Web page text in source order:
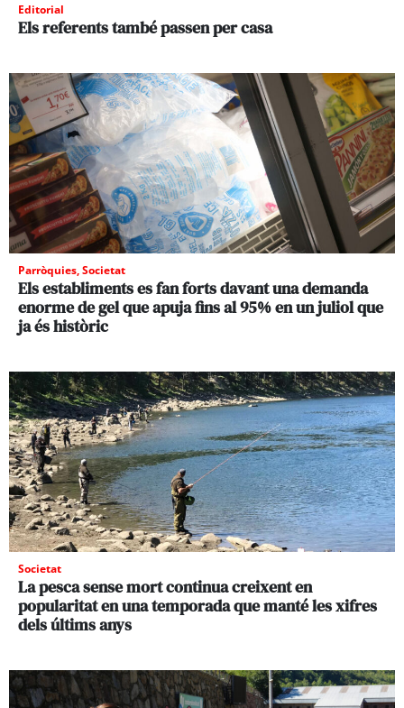
Editorial
Els referents també passen per casa
Parròquies,Societat
Els establiments es fan forts davant una demanda
enorme de gel que apuja fins al 95% en un juliol que
ja és històric
Societat
La pesca sense mort continua creixent en
popularitat en una temporada que manté les xifres
dels últims anys